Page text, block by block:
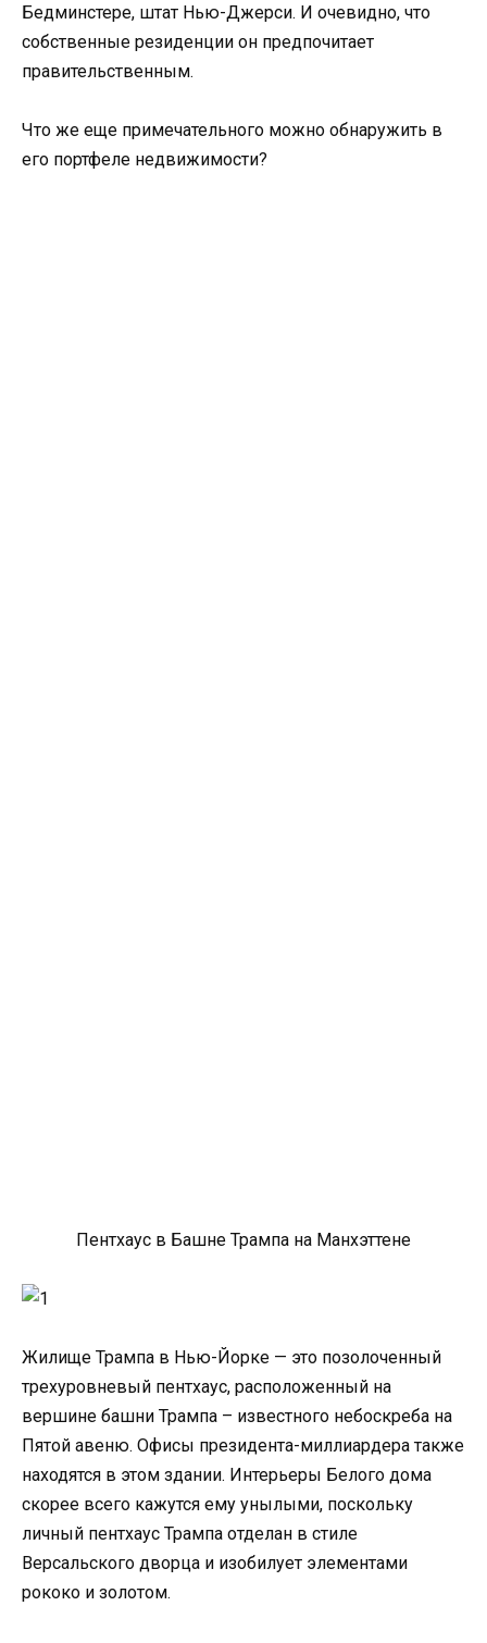
Бедминстере, штат Нью-Джерси. И очевидно, что
собственные резиденции он предпочитает
правительственным.
Что же еще примечательного можно обнаружить в
его портфеле недвижимости?
Пентхаус в Башне Трампа на Манхэттене
Жилище Трампа в Нью-Йорке — это позолоченный
трехуровневый пентхаус, расположенный на
вершине башни Трампа – известного небоскреба на
Пятой авеню. Офисы президента-миллиардера также
находятся в этом здании. Интерьеры Белого дома
скорее всего кажутся ему унылыми, поскольку
личный пентхаус Трампа отделан в стиле
Версальского дворца и изобилует элементами
рококо и золотом.